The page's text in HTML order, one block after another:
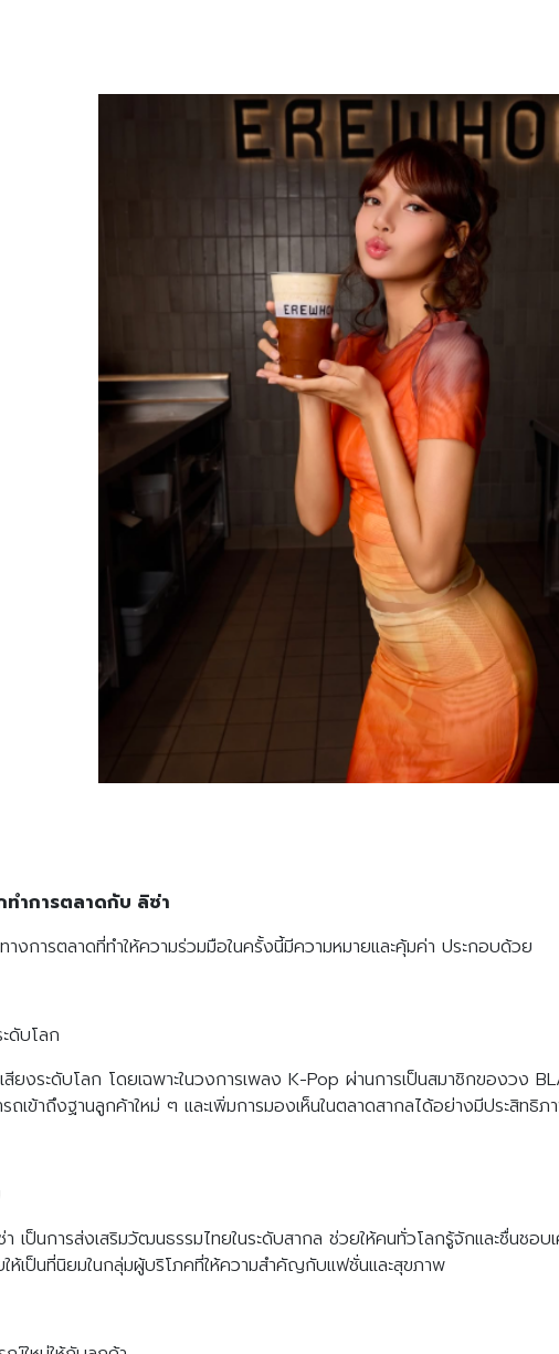
ำการตลาดกับ ลิซ่า
างการตลาดที่ทำให้ความร่วมมือในครั้งนี้มีความหมายและคุ้มค่า ประกอบด้วย
ดับโลก
สียงระดับโลก โดยเฉพาะในวงการเพลง K-Pop ผ่านการเป็นสมาชิกของวง
เข้าถึงฐานลูกค้าใหม่ ๆ และเพิ่มการมองเห็นในตลาดสากลได้อย่างมีประสิทธิภ
า เป็นการส่งเสริมวัฒนธรรมไทยในระดับสากล ช่วยให้คนทั่วโลกรู้จักและชื่นช
เป็นที่นิยมในกลุ่มผู้บริโภคที่ให้ความสำคัญกับแฟชั่นและสุขภาพ